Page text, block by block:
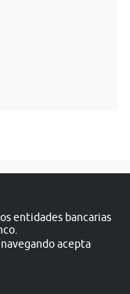
entidades bancarias
acepta